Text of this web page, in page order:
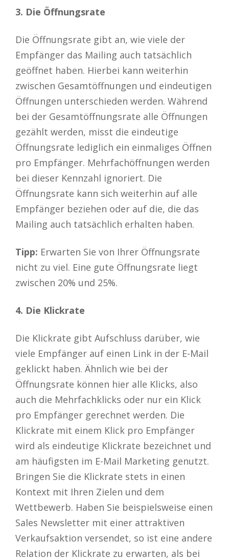
3. Die Öffnungsrate
Die Öffnungsrate gibt an, wie viele der
Empfänger das Mailing auch tatsächlich
geöffnet haben. Hierbei kann weiterhin
zwischen Gesamtöffnungen und eindeutigen
Öffnungen unterschieden werden. Während
bei der Gesamtöffnungsrate alle Öffnungen
gezählt werden, misst die eindeutige
Öffnungsrate lediglich ein einmaliges Öffnen
pro Empfänger. Mehrfachöffnungen werden
bei dieser Kennzahl ignoriert. Die
Öffnungsrate kann sich weiterhin auf alle
Empfänger beziehen oder auf die, die das
Mailing auch tatsächlich erhalten haben.
Tipp: Erwarten Sie von Ihrer Öffnungsrate
nicht zu viel. Eine gute Öffnungsrate liegt
zwischen 20% und 25%.
4. Die Klickrate
Die Klickrate gibt Aufschluss darüber, wie
viele Empfänger auf einen Link in der E-Mail
geklickt haben. Ähnlich wie bei der
Öffnungsrate können hier alle Klicks, also
auch die Mehrfachklicks oder nur ein Klick
pro Empfänger gerechnet werden. Die
Klickrate mit einem Klick pro Empfänger
wird als eindeutige Klickrate bezeichnet und
am häufigsten im E-Mail Marketing genutzt.
Bringen Sie die Klickrate stets in einen
Kontext mit Ihren Zielen und dem
Wettbewerb. Haben Sie beispielsweise einen
Sales Newsletter mit einer attraktiven
Verkaufsaktion versendet, so ist eine andere
Relation der Klickrate zu erwarten, als bei